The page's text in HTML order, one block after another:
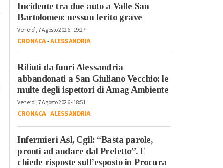
Incidente tra due auto a Valle San
Bartolomeo: nessun ferito grave
Venerdì, 7 Agosto 2026 - 19:27
CRONACA-ALESSANDRIA
Rifiuti da fuori Alessandria
abbandonati a San Giuliano Vecchio: le
multe degli ispettori di Amag Ambiente
Venerdì, 7 Agosto 2026 - 18:51
CRONACA-ALESSANDRIA
Infermieri Asl, Cgil: “Basta parole,
pronti ad andare dal Prefetto”. E
chiede risposte sull’esposto in Procura